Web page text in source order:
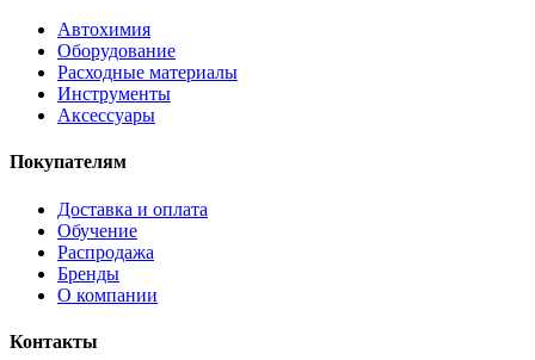
Автохимия
Оборудование
Расходные материалы
Инструменты
Аксессуары
Покупателям
Доставка и оплата
Обучение
Распродажа
Бренды
О компании
Контакты